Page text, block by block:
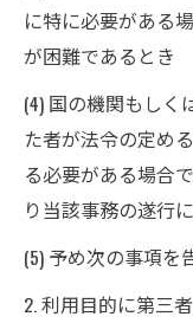
に特に必要がある
が困難であるとき
(4) 国の機関もしく
た者が法令の定め
る必要がある場合
り当該事務の遂行
(5) 予め次の事項を
2. 利用目的に第三